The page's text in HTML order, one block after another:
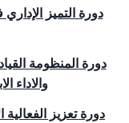
دورة التميز
دورة المنظومة
والاداء
دورة تعزيز الفعالية